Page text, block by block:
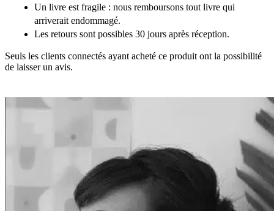
Un livre est fragile : nous remboursons tout livre qui
arriverait endommagé.
Les retours sont possibles 30 jours après réception.
Seuls les clients connectés ayant acheté ce produit ont la possibilité
de laisser un avis.